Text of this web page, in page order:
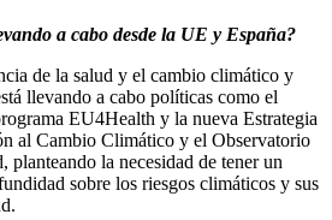
a cabo desde la UE y España?
de la salud y el cambio climático y
llevando a cabo políticas como el
EU4Health y la nueva Estrategia
al Cambio Climático y el Observatorio
planteando la necesidad de tener un
sobre los riesgos climáticos y sus